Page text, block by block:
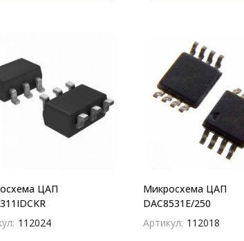
ЦАП
112024
Микросхема ЦАП
DAC8531E/250
Артикул: 112018